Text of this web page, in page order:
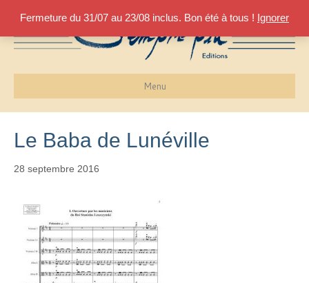
Fermeture du 31/07 au 23/08 inclus. Bon été à tous ! Ignorer
Menu
Le Baba de Lunéville
28 septembre 2016